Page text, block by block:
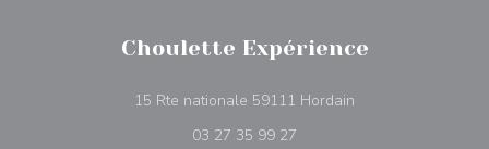
Choulette Expérience
15 Rte nationale 59111 Hordain
03 27 35 99 27